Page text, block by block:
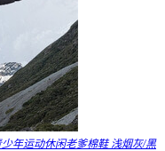
年运动休闲老爹棉鞋 浅烟灰/黑